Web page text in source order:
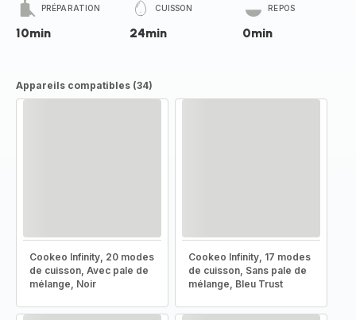
PRÉPARATION
10min
CUISSON
24min
REPOS
0min
Appareils compatibles (34)
Cookeo Infinity, 20 modes
de cuisson, Avec pale de
mélange, Noir
Cookeo Infinity, 17 modes
de cuisson, Sans pale de
mélange, Bleu Trust